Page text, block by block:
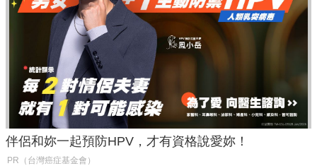
伴侶和妳一起預防HPV，才有資格說愛妳！
PR（台灣癌症基金會）